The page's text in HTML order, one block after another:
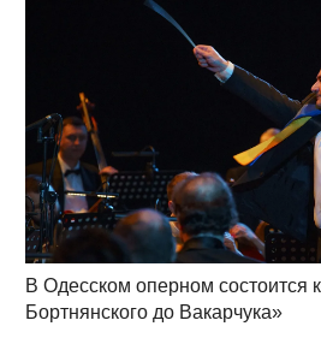
В Одесском оперном состоится
Бортнянского до Вакарчука»